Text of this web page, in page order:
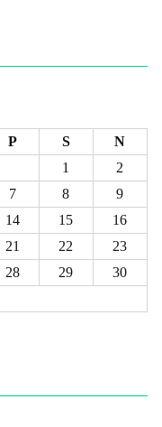
P S
N
1
2
7 8
9
14 15
16
21 22
23
28 29
30